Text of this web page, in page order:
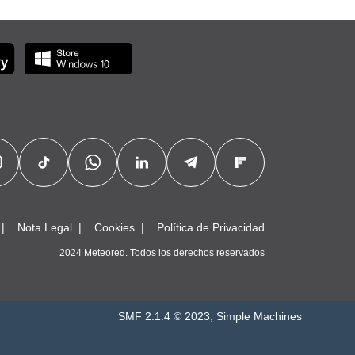
Nota Legal Cookies Política de Privacidad
2024 Meteored. Todos los derechos reservados
SMF 2.1.4 © 2023, Simple Machines